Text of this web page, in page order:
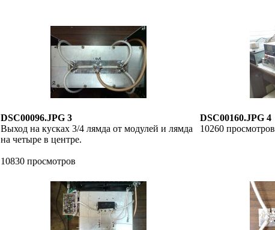
DSC00096.JPG 3
Выход на кусках 3/4 лямда от модулей и лямда
на четыре в центре.
10830 просмотров
DSC00160.JPG 4
10260 просмотров